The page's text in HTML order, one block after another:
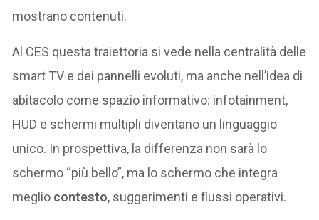
mostrano contenuti.
Al CES questa traiettoria si vede nella centralità delle
smart TV e dei pannelli evoluti, ma anche nell’idea di
abitacolo come spazio informativo: infotainment,
HUD e schermi multipli diventano un linguaggio
unico. In prospettiva, la differenza non sarà lo
schermo “più bello”, ma lo schermo che integra
meglio contesto, suggerimenti e flussi operativi.